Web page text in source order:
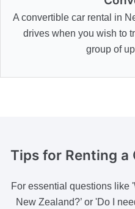
A convertible car rental in
drives when you wish to
group of
Tips for Renting a
For essential questions like
New Zealand?’ or 'Do I